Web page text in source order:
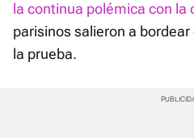
la continua polémica con la
parisinos salieron a
la prueba.